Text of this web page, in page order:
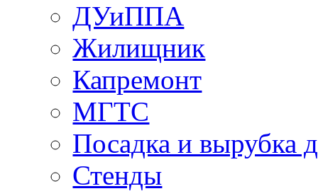
ДУиППА
Жилищник
Капремонт
МГТС
Посадка и вырубка
Стенды